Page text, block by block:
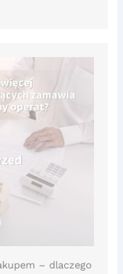
– dlaczego